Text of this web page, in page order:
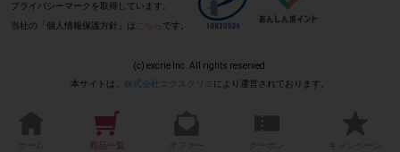
・レシートが長くなり、全体を撮影すると文字が見えにくく
なってしまう場合は、
付」「対象商品名」「購入数」
味わいも良く美味しい飲めて、便通改善に効
(2021 年 5 月 23 日 にゃん次郎8歳・60
代・男性)
プライバシーマークを取得しています。
当社の「個人情報保護方針」は
です。
(c) excrie Inc. All rights reserved.
本サイトは、 株式会社エクスクリエ により運営されております。
商品一覧